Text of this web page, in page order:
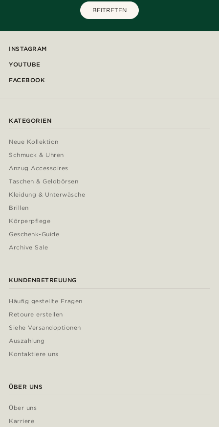
BEITRETEN
INSTAGRAM
YOUTUBE
FACEBOOK
KATEGORIEN
Neue Kollektion
Schmuck & Uhren
Anzug Accessoires
Taschen & Geldbörsen
Kleidung & Unterwäsche
Brillen
Körperpflege
Geschenk-Guide
Archive Sale
KUNDENBETREUUNG
Häufig gestellte Fragen
Retoure erstellen
Siehe Versandoptionen
Auszahlung
Kontaktiere uns
ÜBER UNS
Über uns
Karriere